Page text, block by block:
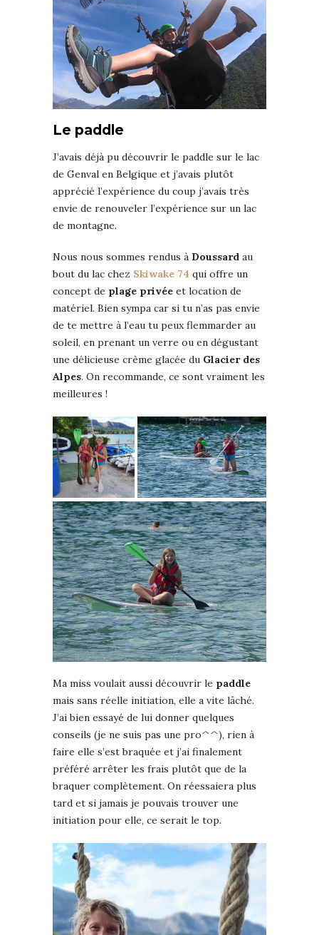
Le paddle
J’avais déjà pu découvrir le paddle sur le lac
de Genval en Belgique et j’avais plutôt
apprécié l’expérience du coup j’avais très
envie de renouveler l’expérience sur un lac
de montagne.
Nous nous sommes rendus à Doussard au
bout du lac chez Skiwake 74 qui offre un
concept de plage privée et location de
matériel. Bien sympa car si tu n’as pas envie
de te mettre à l’eau tu peux flemmarder au
soleil, en prenant un verre ou en dégustant
une délicieuse crème glacée du Glacier des
Alpes. On recommande, ce sont vraiment les
meilleures !
Ma miss voulait aussi découvrir le paddle
mais sans réelle initiation, elle a vite lâché.
J’ai bien essayé de lui donner quelques
conseils (je ne suis pas une pro^^), rien à
faire elle s’est braquée et j’ai finalement
préféré arrêter les frais plutôt que de la
braquer complètement. On réessaiera plus
tard et si jamais je pouvais trouver une
initiation pour elle, ce serait le top.